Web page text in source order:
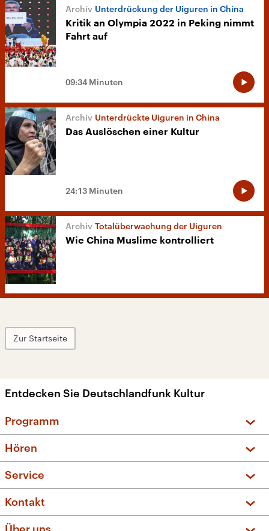
Unterdrückung der Uiguren in China
Kritik an Olympia 2022 in Peking nimmt
Fahrt auf
09:34 Minuten
Unterdrückte Uiguren in China
Das Auslöschen einer Kultur
24:13 Minuten
Totalüberwachung der Uiguren
Wie China Muslime kontrolliert
Zur Startseite
Entdecken Sie Deutschlandfunk Kultur
Programm
Sendungen und Podcasts
Musikliste
Kakadu – Das Kinderprogramm
Hören
Frequenzen (UKW + DAB+)
Service
FAQ
Apps
Kontakt